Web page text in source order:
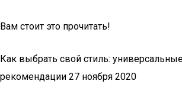
Вам стоит это прочитать!
Как выбрать свой стиль:
рекомендации 27 ноября 2020